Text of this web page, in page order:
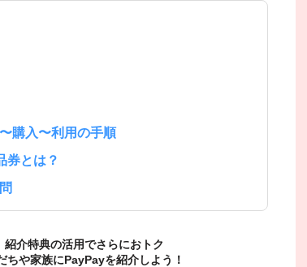
購入〜利用の手順
券とは？
紹介特典の活用でさらにおトク
ちや家族にPayPayを紹介しよう！